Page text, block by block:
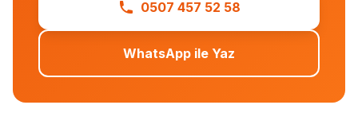
0507 457 52 58
WhatsApp ile Yaz